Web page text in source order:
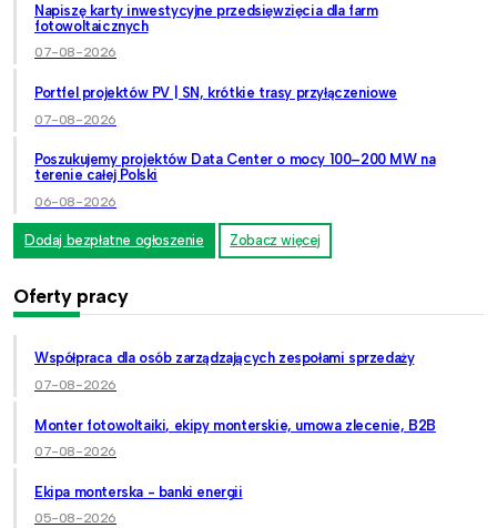
Napiszę karty inwestycyjne przedsięwzięcia dla farm
fotowoltaicznych
07-08-2026
Portfel projektów PV | SN, krótkie trasy przyłączeniowe
07-08-2026
Poszukujemy projektów Data Center o mocy 100–200 MW na
terenie całej Polski
06-08-2026
Dodaj bezpłatne ogłoszenie Zobacz więcej
Oferty pracy
Współpraca dla osób zarządzających zespołami sprzedaży
07-08-2026
Monter fotowoltaiki, ekipy monterskie, umowa zlecenie, B2B
07-08-2026
Ekipa monterska - banki energii
05-08-2026